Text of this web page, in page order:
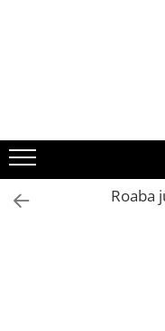
Accesorii pentru
Baloane
Mobila gradina & terasa
Roaba